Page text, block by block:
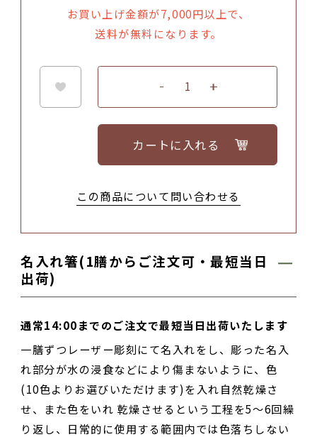
3. 四葉（よつば）
お買い上げ金額が7,000円以上で、
送料が無料になります。
カートに入れる
この商品について問い合わせる
名入れ箸(1膳からご注文可・最短当日
出荷)
通常14:00までのご注文で最短当日出荷いたします
一膳ずつレーザー彫刻にて名入れをし、彫った名入
れ部分が水の浸食などにより傷まないように、色
(10色よりお選びいただけます)を入れ自然乾燥さ
せ、また色をいれ 乾燥させるという工程を5～6回繰
り返し、日常的に使用する範囲内では色落ちしない